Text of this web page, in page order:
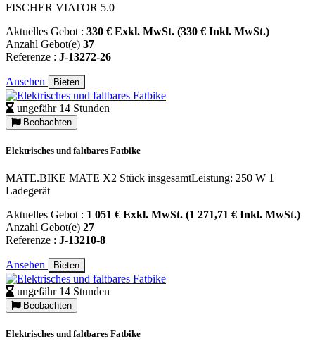
FISCHER VIATOR 5.0
Aktuelles Gebot : 330 € Exkl. MwSt. (330 € Inkl. MwSt.)
Anzahl Gebot(e) 37
Referenze : J-13272-26
Ansehen Bieten
ungefähr 14 Stunden
Beobachten
Elektrisches und faltbares Fatbike
MATE.BIKE MATE X2 Stück insgesamtLeistung: 250 W 1
Ladegerät
Aktuelles Gebot : 1 051 € Exkl. MwSt. (1 271,71 € Inkl. MwSt.)
Anzahl Gebot(e) 27
Referenze : J-13210-8
Ansehen Bieten
ungefähr 14 Stunden
Beobachten
Elektrisches und faltbares Fatbike